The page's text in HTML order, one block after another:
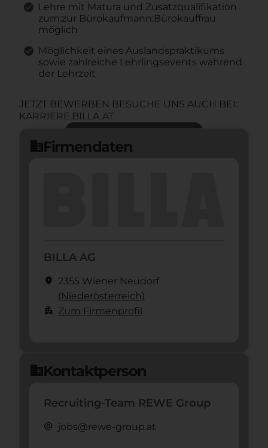
Lehre mit Matura und Zusatzqualifikation
zum:zur Bürokaufmann:Bürokauffrau
möglich
Möglichkeit eines Auslandspraktikums
sowie zahlreiche Lehrlingsevents während
der Lehrzeit
JETZT BEWERBEN BESUCHE UNS AUCH BEI:
KARRIERE.BILLA.AT
domainFirmendaten
BILLA AG
location_on 2355 Wiener Neudorf
(Nieder­österreich)
apartment Zum Firmenprofil
domainKontaktperson
Recruiting-Team REWE Group
alternate_email jobs@rewe-group.at